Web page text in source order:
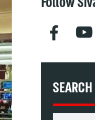
SEARCH